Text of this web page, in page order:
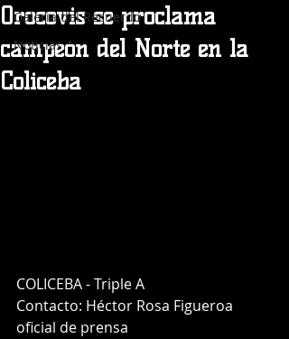
Galeria del Recuerdo
Noticias
Orocovis se proclama
campeón del Norte en la
Coliceba
COLICEBA - Triple A
Contacto: Héctor Rosa Figueroa
oficial de prensa